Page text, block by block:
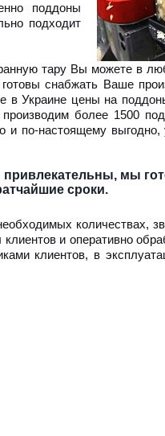
поддоны
подходит
тару Вы можете в
снабжать Ваше
Украине цены на
более 1500
и по-настоящему
мы
сроки.
количествах,
и оперативно
клиентов, в